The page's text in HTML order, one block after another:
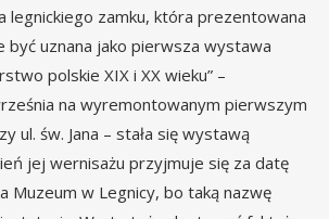
legnickiego zamku, która prezentowana
być uznana jako pierwsza wystawa
polskie XIX i XX wieku” –
na wyremontowanym pierwszym
ul. św. Jana – stała się wystawą
jej wernisażu przyjmuje się za datę
Muzeum w Legnicy, bo taką nazwę